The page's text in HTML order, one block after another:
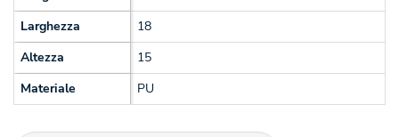
Larghezza
18
Altezza
15
Materiale
PU